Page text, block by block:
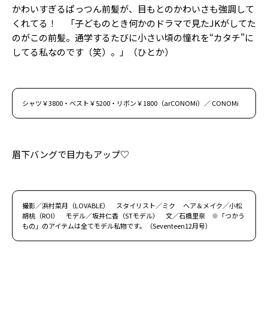
かわいすぎるぱっつん前髪が、目もとのかわいさも強調して
くれてる！ 「子どものとき何かのドラマで見たJKがしてた
のがこの前髪。通学するたびに小さい頃の憧れを“カタチ”に
してる私なのです（笑）。」（ひとか）
シャツ￥3800・ベスト￥5200・リボン￥1800（arCONOMi）／ CONOMi
眉下バングで目力もアップ♡
撮影／浜村菜月（LOVABLE） スタイリスト／ミク ヘア＆メイク／小松
胡桃（ROI） モデル／坂井仁香（STモデル） 文／石橋里奈 ※「つかう
もの」のアイテムは全てモデル私物です。（Seventeen12月号）